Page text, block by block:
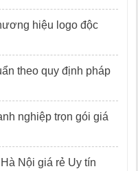
hiệu logo độc
theo quy định pháp
nghiệp trọn gói giá
Nội giá rẻ Uy tín